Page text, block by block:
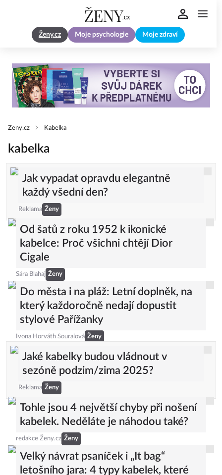
Ženy.cz Moje psychologie Moje zdraví
Zeny.cz Kabelka
kabelka
Jak vypadat opravdu elegantně
každý všední den?
Reklama Ženy
Od šatů z roku 1952 k ikonické
kabelce: Proč všichni chtějí Dior
Cigale
Sára Blahaj Ženy
Do města i na pláž: Letní doplněk, na
který každoročně nedají dopustit
stylové Pařížanky
Ivona Horváth Souralová Ženy
Jaké kabelky budou vládnout v
sezóně podzim/zima 2025?
Reklama Ženy
Tohle jsou 4 největší chyby při nošení
kabelek. Neděláte je náhodou také?
redakce Ženy.cz Ženy
Velký návrat psaníček i „It bag“
letošního jara: 4 typy kabelek, které